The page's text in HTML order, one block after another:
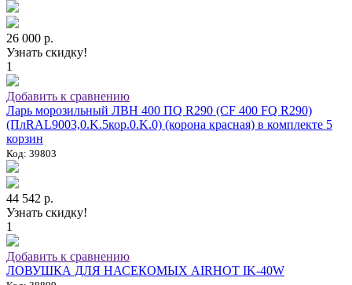
26 000 р.
Узнать скидку!
1
Добавить к сравнению
Ларь морозильный ЛВН 400 ПQ R290 (СF 400 FQ R290)
(ПлRAL9003,0.K.5кор.0.K.0) (корона красная) в комплекте 5
корзин
Код: 39803
44 542 р.
Узнать скидку!
1
Добавить к сравнению
ЛОВУШКА ДЛЯ НАСЕКОМЫХ AIRHOT IK-40W